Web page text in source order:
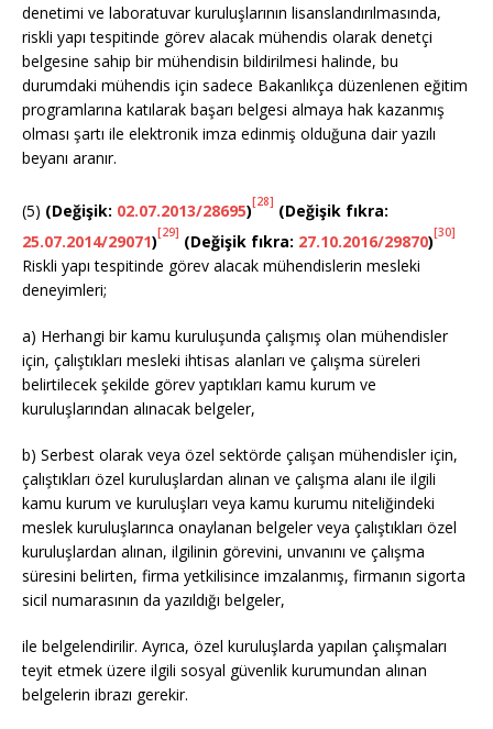
denetimi ve laboratuvar kuruluşlarının lisanslandırılmasında,
riskli yapı tespitinde görev alacak mühendis olarak denetçi
belgesine sahip bir mühendisin bildirilmesi halinde, bu
durumdaki mühendis için sadece Bakanlıkça düzenlenen eğitim
programlarına katılarak başarı belgesi almaya hak kazanmış
olması şartı ile elektronik imza edinmiş olduğuna dair yazılı
beyanı aranır.
(5) (Değişik: 02.07.2013/28695)[28] (Değişik fıkra:
25.07.2014/29071)[29] (Değişik fıkra: 27.10.2016/29870)[30]
Riskli yapı tespitinde görev alacak mühendislerin mesleki
deneyimleri;
a) Herhangi bir kamu kuruluşunda çalışmış olan mühendisler
için, çalıştıkları mesleki ihtisas alanları ve çalışma süreleri
belirtilecek şekilde görev yaptıkları kamu kurum ve
kuruluşlarından alınacak belgeler,
b) Serbest olarak veya özel sektörde çalışan mühendisler için,
çalıştıkları özel kuruluşlardan alınan ve çalışma alanı ile ilgili
kamu kurum ve kuruluşları veya kamu kurumu niteliğindeki
meslek kuruluşlarınca onaylanan belgeler veya çalıştıkları özel
kuruluşlardan alınan, ilgilinin görevini, unvanını ve çalışma
süresini belirten, firma yetkilisince imzalanmış, firmanın sigorta
sicil numarasının da yazıldığı belgeler,
ile belgelendirilir. Ayrıca, özel kuruluşlarda yapılan çalışmaları
teyit etmek üzere ilgili sosyal güvenlik kurumundan alınan
belgelerin ibrazı gerekir.